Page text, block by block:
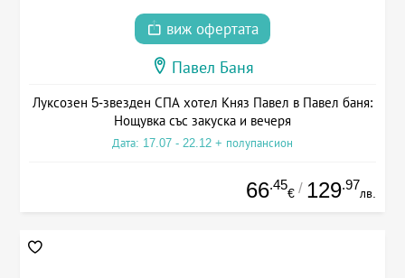
виж офертата
Павел Баня
Луксозен 5-звезден СПА хотел Княз Павел в Павел баня:
Нощувка със закуска и вечеря
Дата: 17.07 - 22.12 + полупансион
66.45
€ / 129.97
лв.